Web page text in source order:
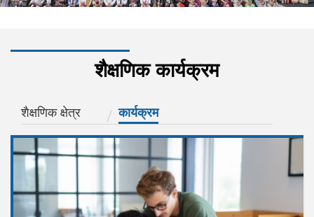
शैक्षणिक कार्यक्रम
शैक्षणिक क्षेत्र कार्यक्रम